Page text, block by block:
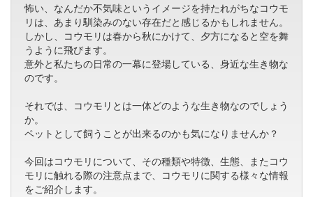
怖い、なんだか不気味というイメージを持たれがちなコウモ
リは、あまり馴染みのない存在だと感じるかもしれません。
しかし、コウモリは春から秋にかけて、夕方になると空を舞
うように飛びます。
意外と私たちの日常の一幕に登場している、身近な生き物な
のです。
それでは、コウモリとは一体どのような生き物なのでしょう
か。
ペットとして飼うことが出来るのかも気になりませんか？
今回はコウモリについて、その種類や特徴、生態、またコウ
モリに触れる際の注意点まで、コウモリに関する様々な情報
をご紹介します。